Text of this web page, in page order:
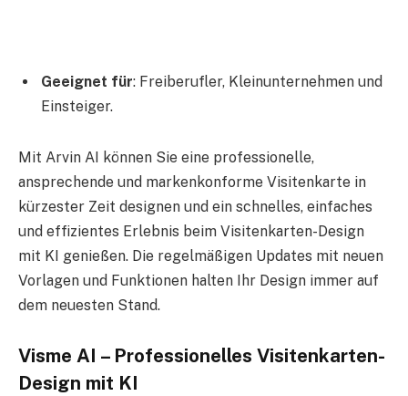
Geeignet für: Freiberufler, Kleinunternehmen und
Einsteiger.
Mit Arvin AI können Sie eine professionelle,
ansprechende und markenkonforme Visitenkarte in
kürzester Zeit designen und ein schnelles, einfaches
und effizientes Erlebnis beim Visitenkarten-Design
mit KI genießen. Die regelmäßigen Updates mit neuen
Vorlagen und Funktionen halten Ihr Design immer auf
dem neuesten Stand.
Visme AI – Professionelles Visitenkarten-
Design mit KI